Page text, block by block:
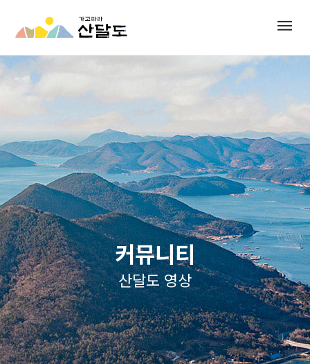
menu
커뮤니티
산달도 영상